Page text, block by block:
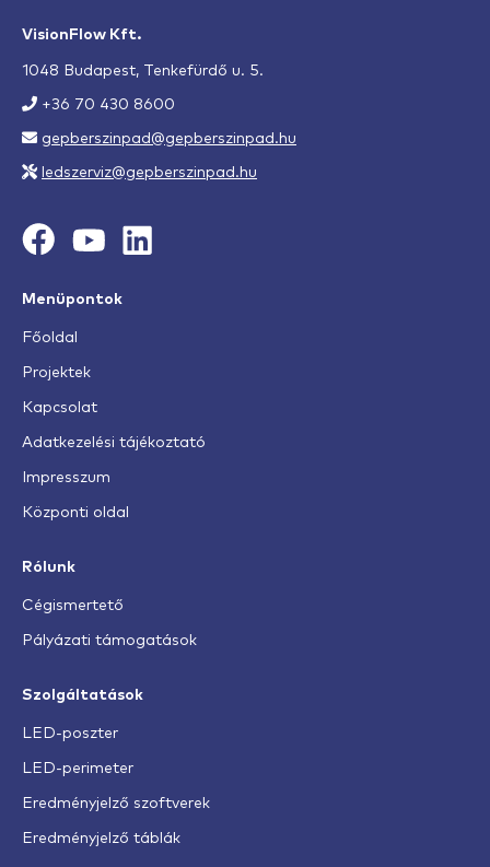
VisionFlow Kft.
1048 Budapest, Tenkefürdő u. 5.
+36 70 430 8600
gepberszinpad@gepberszinpad.hu
ledszerviz@gepberszinpad.hu
Menüpontok
Főoldal
Projektek
Kapcsolat
Adatkezelési tájékoztató
Impresszum
Központi oldal
Rólunk
Cégismertető
Pályázati támogatások
Szolgáltatások
LED-poszter
LED-perimeter
Eredményjelző szoftverek
Eredményjelző táblák